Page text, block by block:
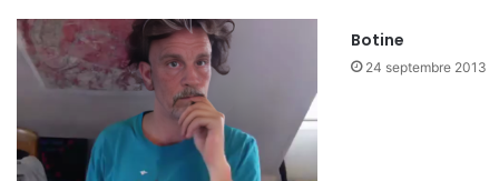
Botine
24 septembre 2013